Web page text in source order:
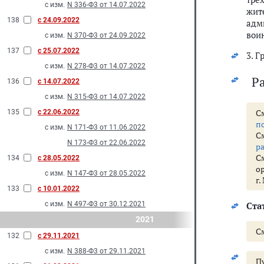
с изм. N 336-Ф3 от 14.07.2022
138
с 24.09.2022
с изм. N 370-Ф3 от 24.09.2022
137
с 25.07.2022
с изм. N 278-Ф3 от 14.07.2022
136
с 14.07.2022
с изм. N 315-Ф3 от 14.07.2022
135
с 22.06.2022
с изм. N 171-Ф3 от 11.06.2022
N 173-Ф3 от 22.06.2022
134
с 28.05.2022
с изм. N 147-Ф3 от 28.05.2022
133
с 10.01.2022
с изм. N 497-Ф3 от 30.12.2021
2021
132
с 29.11.2021
с изм. N 388-Ф3 от 29.11.2021
3.
г.